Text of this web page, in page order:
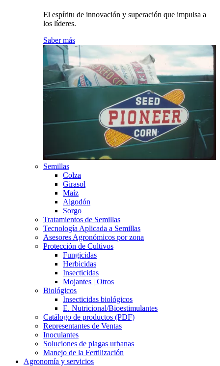
El espíritu de innovación y superación que impulsa a
los líderes.
Saber más
Semillas
Colza
Girasol
Maíz
Algodón
Sorgo
Tratamientos de Semillas
Tecnología Aplicada a Semillas
Asesores Agronómicos por zona
Protección de Cultivos
Fungicidas
Herbicidas
Insecticidas
Mojantes | Otros
Biológicos
Insecticidas biológicos
E. Nutricional/Bioestimulantes
Catálogo de productos (PDF)
Representantes de Ventas
Inoculantes
Soluciones de plagas urbanas
Manejo de la Fertilización
Agronomía y servicios